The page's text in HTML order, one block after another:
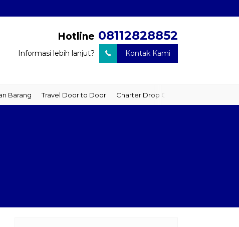
Hotline 08112828852
Informasi lebih lanjut? Kontak Kami
Travel Door to Door Charter Drop Off Sewa Hiace